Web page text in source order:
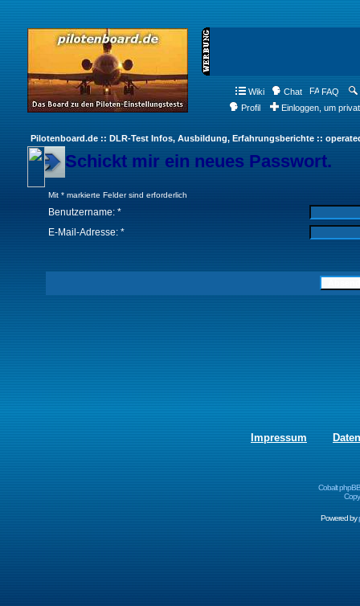
Wiki Chat FAQ
Profil
Einloggen, um
Pilotenboard.de :: DLR-Test Infos, Ausbildung, Erfahrungsberichte ::
Schickt mir ein neues Passwort.
Mit * markierte Felder sind erforderlich
Benutzername: *
E-Mail-Adresse: *
Impressum
Cobalt
Powered by